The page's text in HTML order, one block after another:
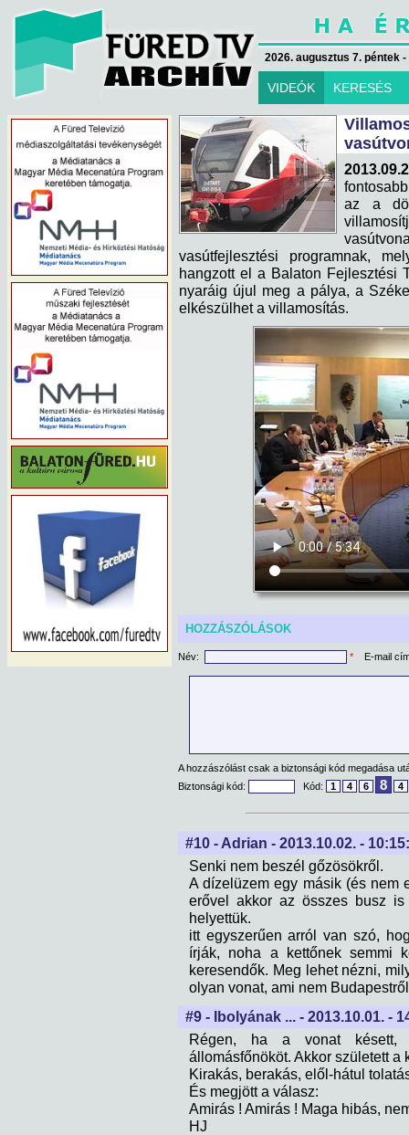
2026. augusztus 7. péntek
VIDEÓK KERESÉS
az a
vasútfejlesztési programnak,
hangzott el a Balaton Fejlesztési
nyaráig újul meg a pálya, a
elkészülhet a villamosítás.
HOZZÁSZÓLÁSOK
Név: * E-mail
A hozzászólást csak a biztonsági kód megadása
Biztonsági kód:
Kód: 1 4 6 8 4
#10 - Adrian - 2013.10.02. -
Senki nem beszél gőzösökről.
A dízelüzem egy másik (és nem
erővel akkor az összes busz
helyettük.
itt egyszerűen arról van szó,
írják, noha a kettőnek semmi
keresendők. Meg lehet nézni,
olyan vonat, ami nem
#9 - Ibolyának ... - 2013.10.01. -
Régen, ha a vonat késett,
állomásfőnököt. Akkor született a
Kirakás, berakás, elől-hátul
És megjött a válasz:
Amirás ! Amirás ! Maga hibás,
HJ